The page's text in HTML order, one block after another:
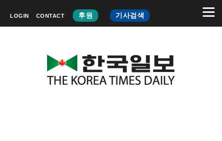
LOGIN CONTACT 후원 기사검색